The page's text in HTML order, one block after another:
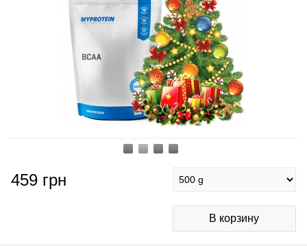
459 грн